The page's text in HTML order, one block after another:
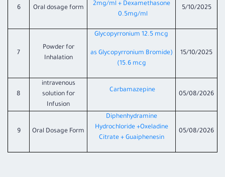
5/10/2025
2mg/ml + Dexamethasone
0.5mg/ml
6
15/10/2025
Glycopyrronium 12.5 mcg
(as Glycopyrronium Bromide
15.6 mcg)
Powder for
Inhalation
7
05/08/2026
Carbamazepine
intravenous
solution for
Infusion
8
05/08/2026
Diphenhydramine
Hydrochloride +Oxeladine
Citrate + Guaiphenesin
Oral Dosage Form
9